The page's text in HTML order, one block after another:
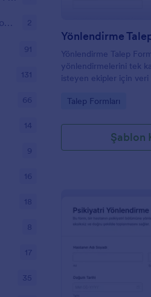
Yönlendirme
Yönlendirme Talep
yönlendirmelerini tek
isteyen ekipler için
sunar.
Go to Category:
Talep Formları
Şablon
Atölye Kayıt Formu Şablonları 2
91
131
66
14
9
16
18
8
17
35